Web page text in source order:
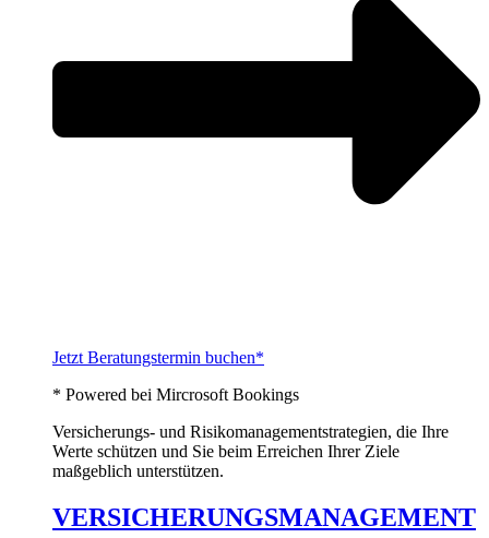
Jetzt Beratungstermin buchen*
* Powered bei Mircrosoft Bookings
Versicherungs- und Risikomanagementstrategien, die Ihre
Werte schützen und Sie beim Erreichen Ihrer Ziele
maßgeblich unterstützen.
VERSICHERUNGSMANAGEMENT